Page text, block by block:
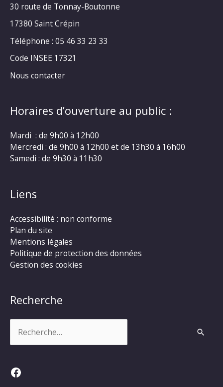
30 route de Tonnay-Boutonne
17380 Saint Crépin
Téléphone : 05 46 33 23 33
Code INSEE 17321
Nous contacter
Horaires d’ouverture au public :
Mardi : de 9h00 à 12h00
Mercredi : de 9h00 à 12h00 et de 13h30 à 16h00
Samedi : de 9h30 à 11h30
Liens
Accessibilité : non conforme
Plan du site
Mentions légales
Politique de protection des données
Gestion des cookies
Recherche
Facebook